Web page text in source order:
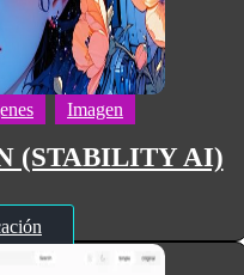
Imagen
(STABILITY AI)